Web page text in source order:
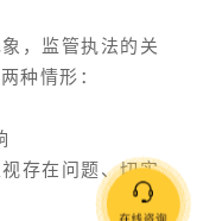
，监管执法的关
种情形：
存在问题、切实